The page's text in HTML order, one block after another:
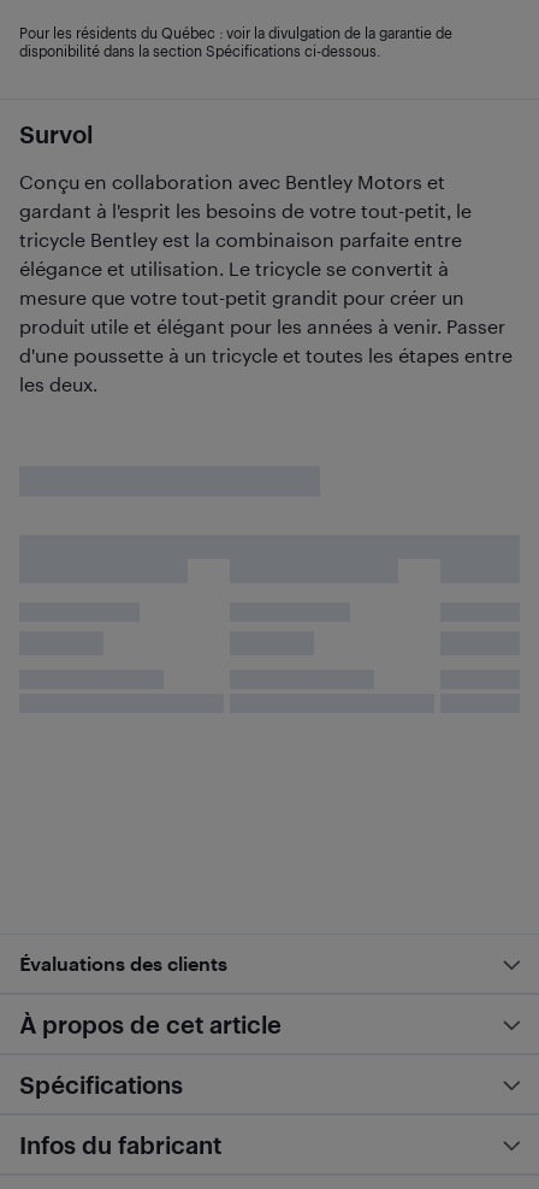
Survol
Conçu en collaboration avec Bentley Motors et
gardant à l'esprit les besoins de votre tout-petit, le
tricycle Bentley est la combinaison parfaite entre
élégance et utilisation. Le tricycle se convertit à
mesure que votre tout-petit grandit pour créer un
produit utile et élégant pour les années à venir. Passer
d'une poussette à un tricycle et toutes les étapes entre
les deux.
Pour les résidents du Québec : voir la divulgation de la garantie de
disponibilité dans la section Spécifications ci-dessous.
Évaluations des clients
À propos de cet article
Spécifications
Infos du fabricant